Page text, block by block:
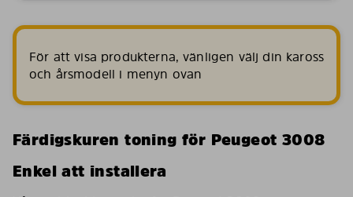
För att visa produkterna, vänligen välj din kaross
och årsmodell i menyn ovan
Färdigskuren toning för Peugeot 3008
Enkel att installera